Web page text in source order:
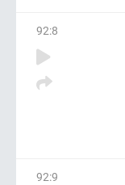
92:8
92:9